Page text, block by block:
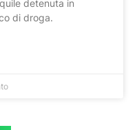
detenuta in
di droga.